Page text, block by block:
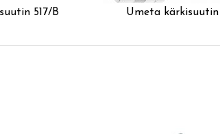
517/B Umeta